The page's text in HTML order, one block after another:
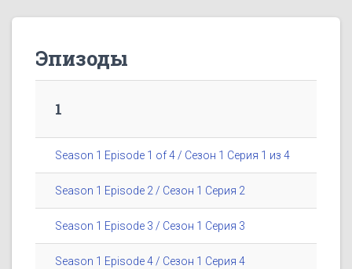
Эпизоды
1
Season 1 Episode 1 of 4 / Сезон 1 Серия 1 из 4
Season 1 Episode 2 / Сезон 1 Серия 2
Season 1 Episode 3 / Сезон 1 Серия 3
Season 1 Episode 4 / Сезон 1 Серия 4